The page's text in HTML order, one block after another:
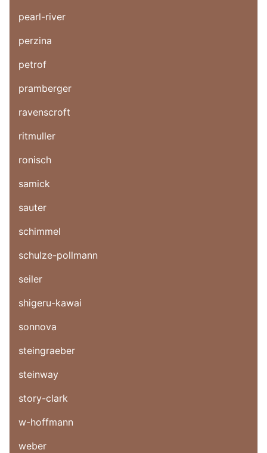
pearl-river
perzina
petrof
pramberger
ravenscroft
ritmuller
ronisch
samick
sauter
schimmel
schulze-pollmann
seiler
shigeru-kawai
sonnova
steingraeber
steinway
story-clark
w-hoffmann
weber